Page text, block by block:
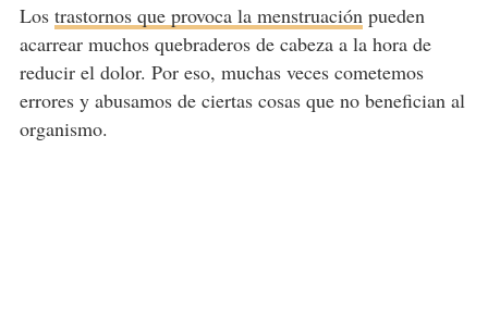
Los trastornos que provoca la menstruación pueden
acarrear muchos quebraderos de cabeza a la hora de
reducir el dolor. Por eso, muchas veces cometemos
errores y abusamos de ciertas cosas que no benefician al
organismo.